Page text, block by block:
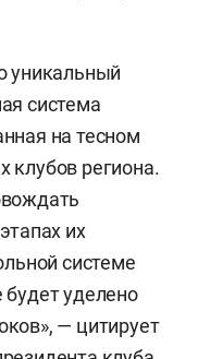
уникальный
система
на тесном
клубов региона.
их
системе
уделено
— цитирует